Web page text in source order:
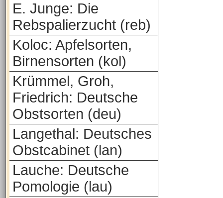
E. Junge: Die
Rebspalierzucht (reb)
Koloc: Apfelsorten,
Birnensorten (kol)
Krümmel, Groh,
Friedrich: Deutsche
Obstsorten (deu)
Langethal: Deutsches
Obstcabinet (lan)
Lauche: Deutsche
Pomologie (lau)